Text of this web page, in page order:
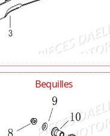
Bequilles